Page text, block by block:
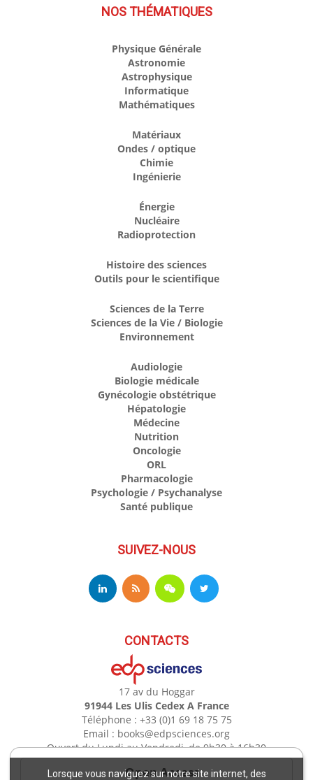
Lorsque vous naviguez sur notre site internet, des
Open Access
NOS THÉMATIQUES
Physique Générale
Astronomie
Astrophysique
Informatique
Mathématiques
Matériaux
Ondes / optique
Chimie
Ingénierie
Énergie
Nucléaire
Radioprotection
Histoire des sciences
Outils pour le scientifique
Sciences de la Terre
Sciences de la Vie / Biologie
Environnement
Audiologie
Biologie médicale
Gynécologie obstétrique
Hépatologie
Médecine
Nutrition
Oncologie
ORL
Pharmacologie
Psychologie / Psychanalyse
Santé publique
SUIVEZ-NOUS
CONTACTS
17 av du Hoggar
91944 Les Ulis Cedex A France
Téléphone : +33 (0)1 69 18 75 75
Email : books@edpsciences.org
Ouvert du Lundi au Vendredi, de 9h30 à 16h30